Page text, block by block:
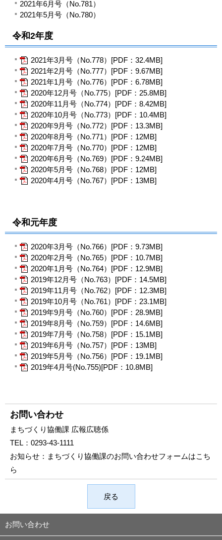
2021年6月号（No.781）
2021年5月号（No.780）
令和2年度
2021年3月号（No.778）[PDF：32.4MB]
2021年2月号（No.777）[PDF：9.67MB]
2021年1月号（No.776）[PDF：6.78MB]
2020年12月号（No.775）[PDF：25.8MB]
2020年11月号（No.774）[PDF：8.42MB]
2020年10月号（No.773）[PDF：10.4MB]
2020年9月号（No.772）[PDF：13.3MB]
2020年8月号（No.771）[PDF：12MB]
2020年7月号（No.770）[PDF：12MB]
2020年6月号（No.769）[PDF：9.24MB]
2020年5月号（No.768）[PDF：12MB]
2020年4月号（No.767）[PDF：13MB]
令和元年度
2020年3月号（No.766）[PDF：9.73MB]
2020年2月号（No.765）[PDF：10.7MB]
2020年1月号（No.764）[PDF：12.9MB]
2019年12月号（No.763）[PDF：14.5MB]
2019年11月号（No.762）[PDF：12.3MB]
2019年10月号（No.761）[PDF：23.1MB]
2019年9月号（No.760）[PDF：28.9MB]
2019年8月号（No.759）[PDF：14.6MB]
2019年7月号（No.758）[PDF：15.1MB]
2019年6月号（No.757）[PDF：13MB]
2019年5月号（No.756）[PDF：19.1MB]
2019年4月号(No.755)[PDF：10.8MB]
お問い合わせ
まちづくり協働課 広報広聴係
TEL： 0293-43-1111
お知らせ： まちづくり協働課のお問い合わせフォームはこち
ら
戻る
お問い合わせ